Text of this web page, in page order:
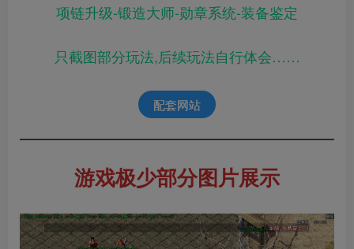
项链升级-锻造大师-勋章系统-装备鉴定
只截图部分玩法,后续玩法自行体会……
配套网站
游戏极少部分图片展示